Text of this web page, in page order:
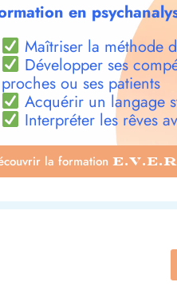
en
Maîtriser la méthode
Développer ses
proches ou ses patients
Acquérir un langage
Interpréter les rêves
la formation E.V.E.R